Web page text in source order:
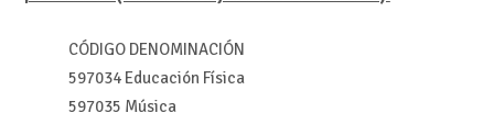
CÓDIGO DENOMINACIÓN
597034 Educación Física
597035 Música